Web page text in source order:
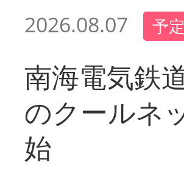
2026.08.07 予
南海電気鉄
のクールネ
始